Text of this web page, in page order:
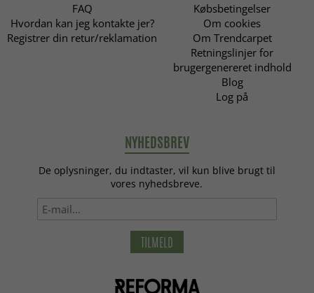
FAQ
Hvordan kan jeg kontakte jer?
Registrer din retur/reklamation
Købsbetingelser
Om cookies
Om Trendcarpet
Retningslinjer for
brugergenereret indhold
Blog
Log på
NYHEDSBREV
De oplysninger, du indtaster, vil kun blive brugt til
vores nyhedsbreve.
TILMELD